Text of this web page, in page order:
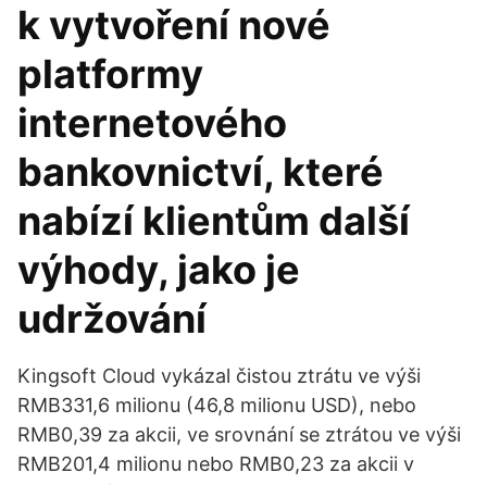
k vytvoření nové
platformy
internetového
bankovnictví, které
nabízí klientům další
výhody, jako je
udržování
Kingsoft Cloud vykázal čistou ztrátu ve výši
RMB331,6 milionu (46,8 milionu USD), nebo
RMB0,39 za akcii, ve srovnání se ztrátou ve výši
RMB201,4 milionu nebo RMB0,23 za akcii v